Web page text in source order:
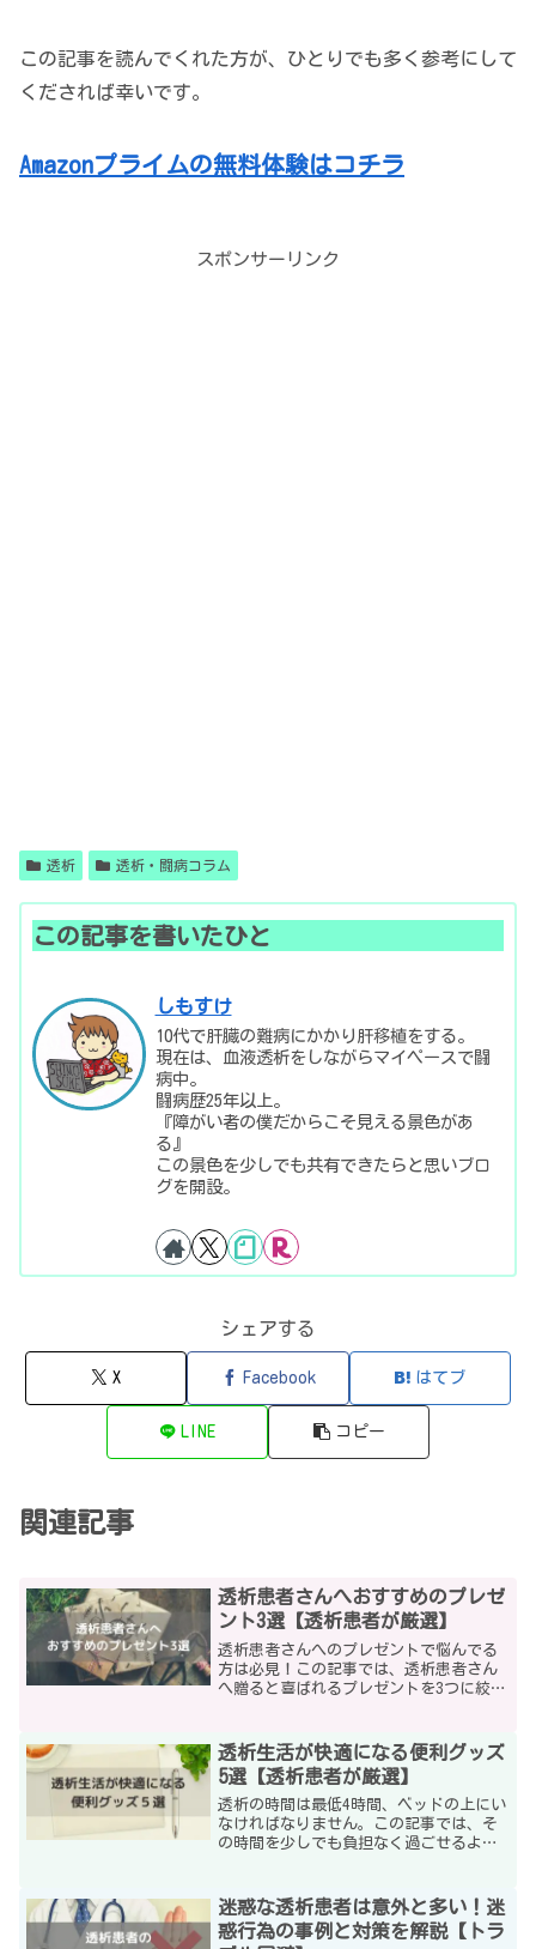
この記事を読んでくれた方が、ひとりでも多く参考にして
くだされば幸いです。
Amazonプライムの無料体験はコチラ
スポンサーリンク
透析 透析・闘病コラム
この記事を書いたひと
しもすけ
10代で肝臓の難病にかかり肝移植をする。
現在は、血液透析をしながらマイペースで闘
病中。
闘病歴25年以上。
『障がい者の僕だからこそ見える景色があ
る』
この景色を少しでも共有できたらと思いブロ
グを開設。
シェアする
X Facebook はてブ
LINE コピー
関連記事
透析患者さんへおすすめのプレゼ
ント3選【透析患者が厳選】
透析患者さんへのプレゼントで悩んでる
方は必見！この記事では、透析患者さん
へ贈ると喜ばれるプレゼントを3つに絞っ
透析生活が快適になる便利グッズ
5選【透析患者が厳選】
透析の時間は最低4時間、ベッドの上にい
なければなりません。この記事では、そ
の時間を少しでも負担なく過ごせるよう
迷惑な透析患者は意外と多い！迷
惑行為の事例と対策を解説【トラ